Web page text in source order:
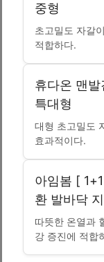
중형
초고밀도 자갈
적합하다.
휴다온 맨
특대형
대형 초고밀도
효과적이다.
아임봄 [
환 발바닥
따뜻한 온열과
강 증진에 적합